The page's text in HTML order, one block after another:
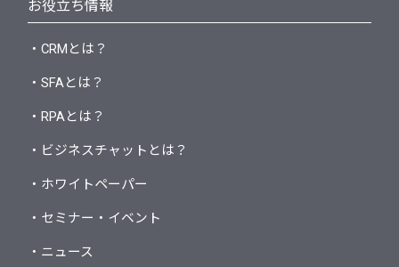
お役立ち情報
・CRMとは？
・SFAとは？
・RPAとは？
・ビジネスチャットとは？
・ホワイトペーパー
・セミナー・イベント
・ニュース